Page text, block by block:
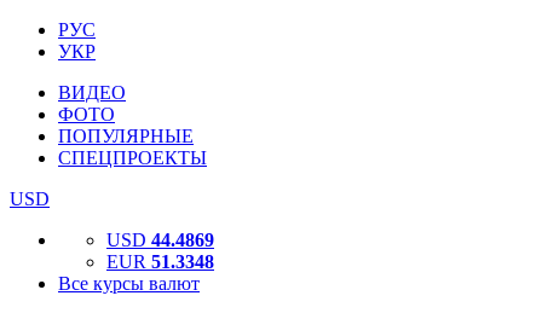
РУС
УКР
ВИДЕО
ФОТО
ПОПУЛЯРНЫЕ
СПЕЦПРОЕКТЫ
USD
USD 44.4869
EUR 51.3348
Все курсы валют